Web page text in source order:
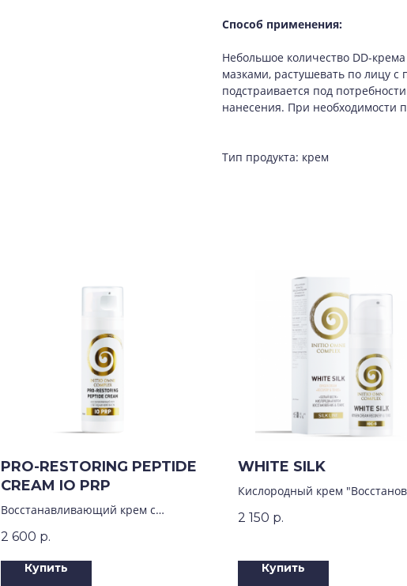
Способ применения:
Небольшое количество DD-
мазками, растушевать по лицу
подстраивается под
нанесения. При необходимости
Тип продукта: крем
PRO-RESTORING PEPTIDE
CREAM IO PRP
Восстанавливающий крем с
2 600 р.
Купить
WHITE SILK
Кислородный крем
2 150 р.
Купить